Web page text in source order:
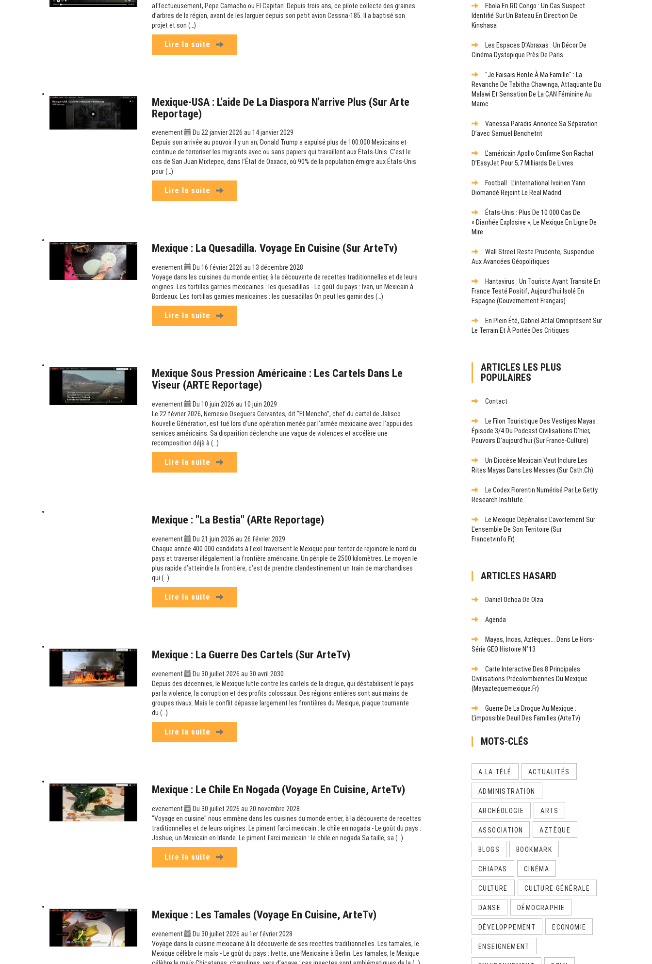
affectueusement, Pepe Camacho ou El Capitan. Depuis trois ans, ce pilote collecte des graines
d’arbres de la région, avant de les larguer depuis son petit avion Cessna-185. Il a baptisé son
projet et son (…)
Lire la suite
Mexique-USA : L’aide De La Diaspora N’arrive Plus (sur Arte
Reportage)
evenement
Du 22 janvier 2026 au 14 janvier 2029
Depuis son arrivée au pouvoir il y un an, Donald Trump a expulsé plus de 100.000 Mexicains et
continue de terroriser les migrants avec ou sans papiers qui travaillent aux États-Unis. C’est le
cas de San Juan Mixtepec, dans l’État de Oaxaca, où 90% de la population émigre aux États-Unis
pour (…)
Lire la suite
Mexique : La Quesadilla. Voyage En Cuisine (sur ArteTv)
evenement
Du 16 février 2026 au 13 décembre 2028
Voyage dans les cuisines du monde entier, à la découverte de recettes traditionnelles et de leurs
origines. Les tortillas garnies mexicaines : les quesadillas - Le goût du pays : Ivan, un Mexicain à
Bordeaux. Les tortillas garnies mexicaines : les quesadillas On peut les garnir des (…)
Lire la suite
Mexique Sous Pression Américaine : Les Cartels Dans Le
Viseur (ARTE Reportage)
evenement
Du 10 juin 2026 au 10 juin 2029
Le 22 février 2026, Nemesio Oseguera Cervantes, dit “El Mencho”, chef du cartel de Jalisco
Nouvelle Génération, est tué lors d’une opération menée par l’armée mexicaine avec l’appui des
services américains. Sa disparition déclenche une vague de violences et accélère une
recomposition déjà à (…)
Lire la suite
Mexique : "La Bestia" (ARte Reportage)
evenement
Du 21 juin 2026 au 26 février 2029
Chaque année 400 000 candidats à l’exil traversent le Mexique pour tenter de rejoindre le nord du
pays et traverser illégalement la frontière américaine. Un périple de 2500 kilomètres. Le moyen le
plus rapide d’atteindre la frontière, c’est de prendre clandestinement un train de marchandises
qui (…)
Lire la suite
Mexique : La Guerre Des Cartels (sur ArteTv)
evenement
Du 30 juillet 2026 au 30 avril 2030
Depuis des décennies, le Mexique lutte contre les cartels de la drogue, qui déstabilisent le pays
par la violence, la corruption et des profits colossaux. Des régions entières sont aux mains de
groupes rivaux. Mais le conflit dépasse largement les frontières du Mexique, plaque tournante
du (…)
Lire la suite
Mexique : Le Chile En Nogada (Voyage En Cuisine, ArteTv)
evenement
Du 30 juillet 2026 au 20 novembre 2028
"Voyage en cuisine" nous emmène dans les cuisines du monde entier, à la découverte de recettes
traditionnelles et de leurs origines. Le piment farci mexicain : le chile en nogada - Le goût du pays :
Joshue, un Mexicain en Irlande. Le piment farci mexicain : le chile en nogada Sa taille, sa (…)
Lire la suite
Mexique : Les Tamales (Voyage En Cuisine, ArteTv)
evenement
Du 30 juillet 2026 au 1er février 2028
Voyage dans la cuisine mexicaine à la découverte de ses recettes traditionnelles. Les tamales, le
Mexique célèbre le maïs - Le goût du pays : Ivette, une Mexicaine à Berlin. Les tamales, le Mexique
Ebola En RD Congo : Un Cas Suspect
Identifié Sur Un Bateau En Direction De
Kinshasa
Les Espaces D’Abraxas : Un Décor De
Cinéma Dystopique Près De Paris
"Je Faisais Honte À Ma Famille" : La
Revanche De Tabitha Chawinga, Attaquante Du
Malawi Et Sensation De La CAN Féminine Au
Maroc
Vanessa Paradis Annonce Sa Séparation
D’avec Samuel Benchetrit
L’américain Apollo Confirme Son Rachat
D’EasyJet Pour 5,7 Milliards De Livres
Football : L’international Ivoirien Yann
Diomandé Rejoint Le Real Madrid
États-Unis : Plus De 10 000 Cas De
« Diarrhée Explosive », Le Mexique En Ligne De
Mire
Wall Street Reste Prudente, Suspendue
Aux Avancées Géopolitiques
Hantavirus : Un Touriste Ayant Transité En
France Testé Positif, Aujourd’hui Isolé En
Espagne (gouvernement Français)
En Plein Été, Gabriel Attal Omniprésent Sur
Le Terrain Et À Portée Des Critiques
ARTICLES LES PLUS
POPULAIRES
Contact
Le Filon Touristique Des Vestiges Mayas :
Épisode 3/4 Du Podcast Civilisations D’hier,
Pouvoirs D’aujourd’hui (sur France-Culture)
Un Diocèse Mexicain Veut Inclure Les
Rites Mayas Dans Les Messes (sur Cath.ch)
Le Codex Florentin Numérisé Par Le Getty
Research Institute
Le Mexique Dépénalise L’avortement Sur
L’ensemble De Son Territoire (sur
Francetvinfo.fr)
ARTICLES HASARD
Daniel Ochoa De Olza
Agenda
Mayas, Incas, Aztèques... Dans Le Hors-
Série GEO Histoire N°13
Carte Interactive Des 8 Principales
Civilisations Précolombiennes Du Mexique
(mayaztequemexique.fr)
Guerre De La Drogue Au Mexique :
L’impossible Deuil Des Familles (ArteTv)
MOTS-CLÉS
A LA TÉLÉ ACTUALITÉS
ADMINISTRATION
ARCHÉOLOGIE ARTS
ASSOCIATION AZTÈQUE
BLOGS BOOKMARK
CHIAPAS CINÉMA
CULTURE CULTURE GÉNÉRALE
DANSE DÉMOGRAPHIE
DÉVELOPPEMENT ECONOMIE
ENSEIGNEMENT